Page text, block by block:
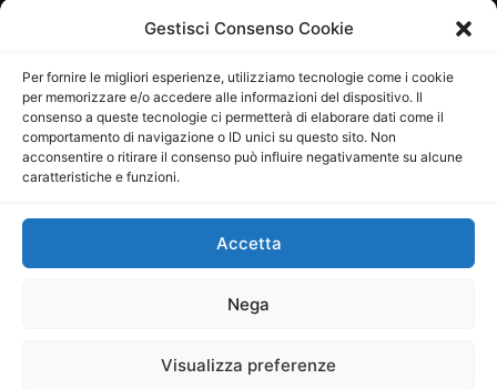
Gestisci Consenso Cookie
Per fornire le migliori esperienze, utilizziamo tecnologie come i cookie
per memorizzare e/o accedere alle informazioni del dispositivo. Il
consenso a queste tecnologie ci permetterà di elaborare dati come il
comportamento di navigazione o ID unici su questo sito. Non
acconsentire o ritirare il consenso può influire negativamente su alcune
caratteristiche e funzioni.
Accetta
Nega
Visualizza preferenze
29/09/2015
Direttore Editoriale: Maurizio Scaglione
Direttore Responsabile: Maria Calabrese
P.IVA: 06334930820
Mercurio Comunicazione Società Cooperativa a r.l. è
iscritta al Registro degli Operatori di Comunicazione al
Sito gestito daLa Digitale srl–info@ladigitale.it